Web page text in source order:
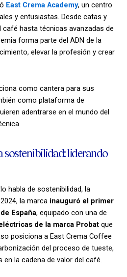
East Crema Academy, un centro
y entusiastas. Desde catas y
hasta técnicas avanzadas de
forma parte del ADN de la
elevar la profesión y crear
como cantera para sus
como plataforma de
adentrarse en el mundo del
sostenibilidad: liderando
habla de sostenibilidad, la
la marca inauguró el primer
España, equipado con una de
de la marca Probat que
posiciona a East Crema Coffee
del proceso de tueste,
la cadena de valor del café.